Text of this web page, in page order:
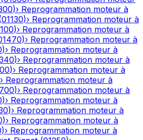
)› Reprogrammation moteur à
01130)› Reprogrammation moteur à
)› Reprogrammation moteur à
)› Reprogrammation moteur à
)› Reprogrammation moteur à
)› Reprogrammation moteur à
)› Reprogrammation moteur à
› Reprogrammation moteur à
)› Reprogrammation moteur à
)› Reprogrammation moteur à
)› Reprogrammation moteur à
)› Reprogrammation moteur à
)› Reprogrammation moteur à